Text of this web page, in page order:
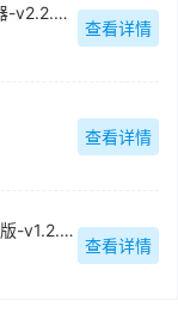
鑫河QQ全自动无限加好友神器-v2.2.3.6
查看详情
查看详情
Windows7 硬盘安装工具绿色版-v1.2.0.62
查看详情